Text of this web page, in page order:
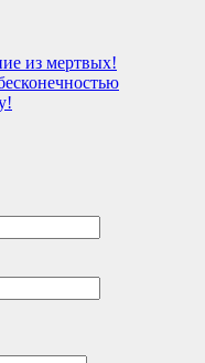
из мертвых!